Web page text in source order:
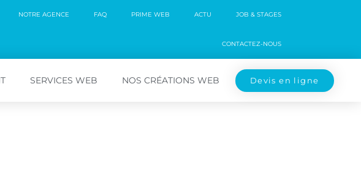
NOTRE AGENCE FAQ PRIME WEB ACTU JOB & STAGES
CONTACTEZ-NOUS
SERVICES WEB NOS CRÉATIONS WEB Devis en ligne